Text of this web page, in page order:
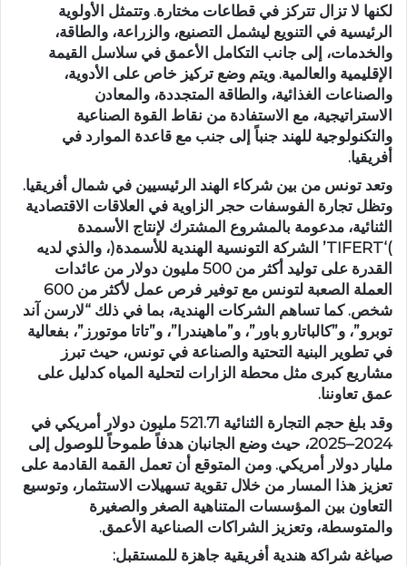
لكنها لا تزال تتركز في قطاعات مختارة. وتتمثل الأولوية
الرئيسية في التنويع ليشمل التصنيع، والزراعة، والطاقة،
والخدمات، إلى جانب التكامل الأعمق في سلاسل القيمة
الإقليمية والعالمية. ويتم وضع تركيز خاص على الأدوية،
والصناعات الغذائية، والطاقة المتجددة، والمعادن
الاستراتيجية، مع الاستفادة من نقاط القوة الصناعية
والتكنولوجية للهند جنباً إلى جنب مع قاعدة الموارد في
أفريقيا.
وتعد تونس من بين شركاء الهند الرئيسيين في شمال أفريقيا.
وتظل تجارة الفوسفات حجر الزاوية في العلاقات الاقتصادية
الثنائية، مدعومة بالمشروع المشترك لإنتاج الأسمدة
)‘TIFERT’ الشركة التونسية الهندية للأسمدة(، والذي لديه
القدرة على توليد أكثر من 500 مليون دولار من عائدات
العملة الصعبة لتونس مع توفير فرص عمل لأكثر من 600
شخص. كما تساهم الشركات الهندية، بما في ذلك “لارسن آند
توبرو”، و”كالباتارو باور”، و”ماهيندرا”، و”تاتا موتورز”، بفعالية
في تطوير البنية التحتية والصناعة في تونس، حيث تبرز
مشاريع كبرى مثل محطة الزارات لتحلية المياه كدليل على
عمق تعاوننا.
وقد بلغ حجم التجارة الثنائية 521.71 مليون دولار أمريكي في
2024–2025، حيث وضع الجانبان هدفاً طموحاً للوصول إلى
مليار دولار أمريكي. ومن المتوقع أن تعمل القمة القادمة على
تعزيز هذا المسار من خلال تقوية تسهيلات الاستثمار، وتوسيع
التعاون بين المؤسسات المتناهية الصغر والصغيرة
والمتوسطة، وتعزيز الشراكات الصناعية الأعمق.
صياغة شراكة هندية أفريقية جاهزة للمستقبل: